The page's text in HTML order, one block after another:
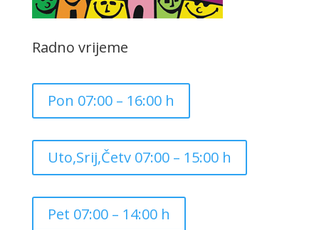
Radno vrijeme
Pon 07:00 – 16:00 h
Uto,Srij,Četv 07:00 – 15:00 h
Pet 07:00 – 14:00 h